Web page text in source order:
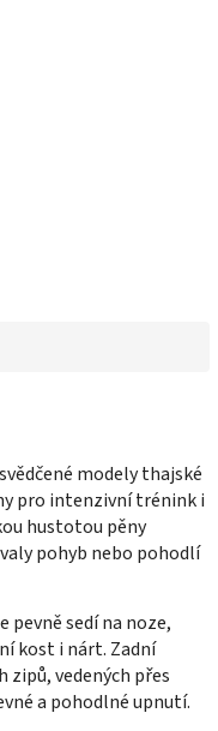
modely thajské
pro intenzivní trénink i
hustotou pěny
pohyb nebo pohodlí
pevně sedí na noze,
kost i nárt. Zadní
zipů, vedených přes
a pohodlné upnutí.